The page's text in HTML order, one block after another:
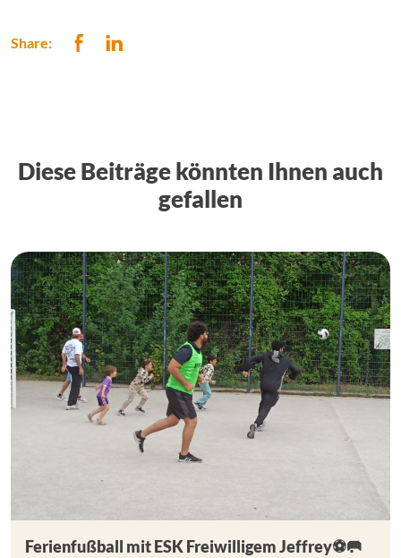
Share:
Diese Beiträge könnten Ihnen auch
gefallen
Ferienfußball mit ESK Freiwilligem Jeffrey⚽🥅